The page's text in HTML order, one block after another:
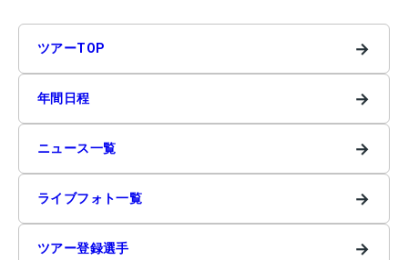
ツアーTOP →
年間日程 →
ニュース一覧 →
ライブフォト一覧 →
ツアー登録選手 →